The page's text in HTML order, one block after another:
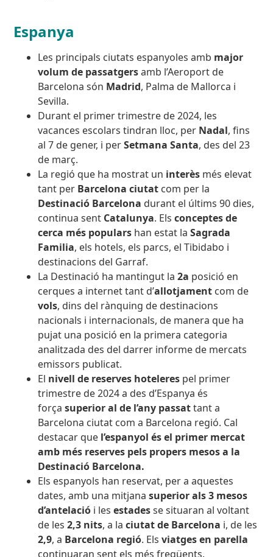
Espanya
Les principals ciutats espanyoles amb major
volum de passatgersamb l’Aeroport de
Barcelona són Madrid, Palma de Mallorca i
Sevilla.
Durant el primer trimestre de 2024, les
vacances escolars tindran lloc, per Nadal, fins
al 7 de gener, i perSetmana Santa, des del 23
de març.
La regió que ha mostrat un interès més elevat
tant per Barcelona ciutat com per la
Destinació Barcelona durant el últims 90 dies,
continua sent Catalunya. Elsconceptes de
cerca més populars han estat laSagrada
Familia, els hotels, els parcs, el Tibidabo i
destinacions del Garraf.
La Destinació ha mantingut la2a posició en
cerques a internet tant d’allotjament com de
vols, dins del rànquing de destinacions
nacionals i internacionals, de manera que ha
pujat una posició en la primera categoria
analitzada des del darrer informe de mercats
emissors publicat.
El nivell de reserves hoteleres pel primer
trimestre de 2024 a des d’Espanya és
forçasuperior al de l’any passattant a
Barcelona ciutat com a Barcelona regió. Cal
destacar que l’espanyol és el primer mercat
amb més reserves pels propers mesos a la
Destinació Barcelona.
Els espanyols han reservat, per a aquestes
dates, amb una mitjanasuperior als 3 mesos
d’antelació i lesestadesse situaran al voltant
de les2,3 nits, a laciutat de Barcelona i, de les
2,9, a Barcelona regió. Elsviatges en parella
continuaran sent els més freqüents.